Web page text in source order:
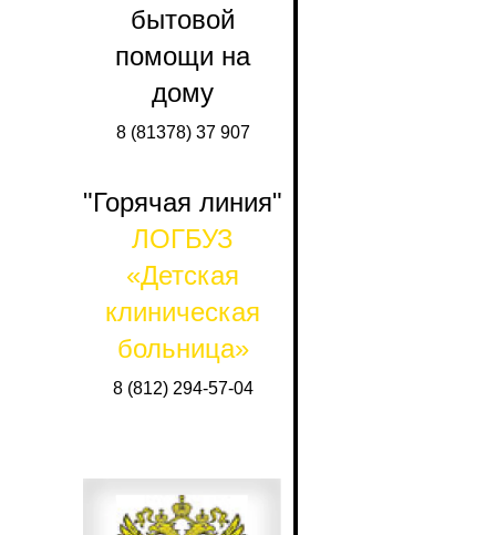
бытовой
помощи на
дому
8 (81378) 37 907
"Горячая линия"
ЛОГБУЗ
«Детская
клиническая
больница»
8 (812) 294-57-04